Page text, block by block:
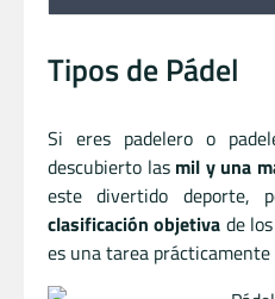
Tipos de Pádel
Si eres padelero o
descubierto las mil y una
este divertido deporte,
clasificación objetiva de los
es una tarea prácticamente